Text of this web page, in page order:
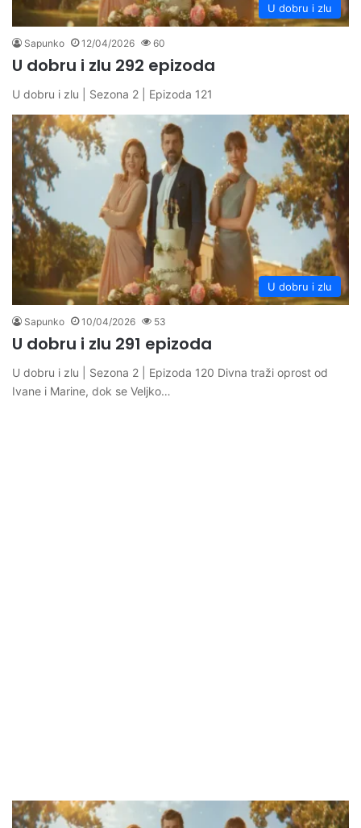
U dobru i zlu
Sapunko 12/04/2026 60
U dobru i zlu 292 epizoda
U dobru i zlu | Sezona 2 | Epizoda 121
U dobru i zlu
Sapunko 10/04/2026 53
U dobru i zlu 291 epizoda
U dobru i zlu | Sezona 2 | Epizoda 120 Divna traži oprost od
Ivane i Marine, dok se Veljko…